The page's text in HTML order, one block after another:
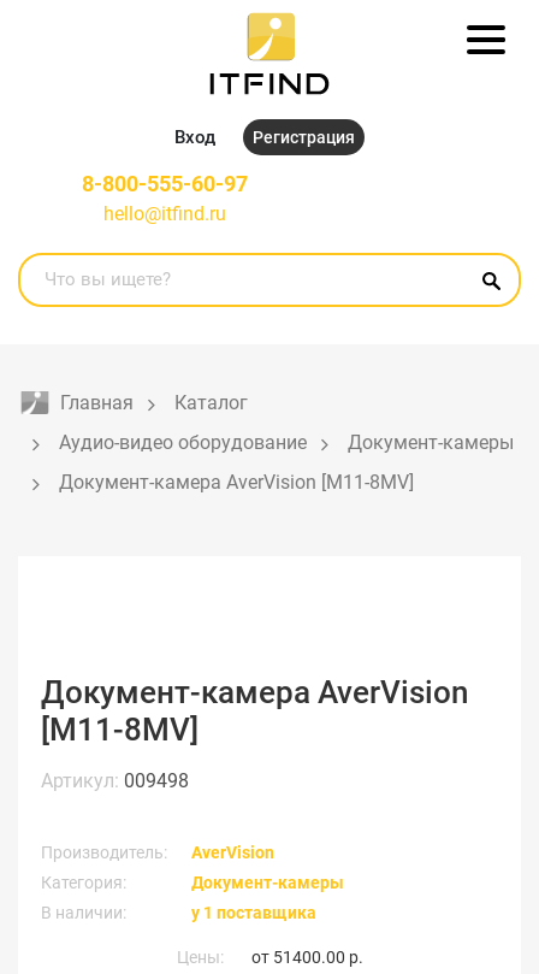
Вход Регистрация
8-800-555-60-97
hello@itfind.ru
Главная
Каталог
Аудио-видео оборудование
Документ-камеры
Документ-камера AverVision [M11-8MV]
Документ-камера AverVision
[M11-8MV]
Артикул: 009498
Производитель:
AverVision
Категория:
Документ-камеры
В наличии:
у 1 поставщика
Цены: от 51400.00 р.